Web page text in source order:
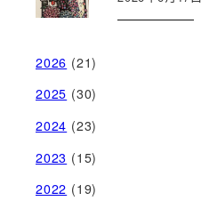
2026 (21)
2025 (30)
2024 (23)
2023 (15)
2022 (19)